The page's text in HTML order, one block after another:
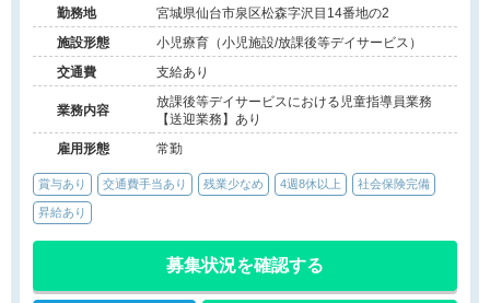
勤務地
宮城県仙台市泉区松森字沢目14番地の2
施設形態
小児療育（小児施設/放課後等デイサービス）
交通費
支給あり
業務内容
放課後等デイサービスにおける児童指導員業務
【送迎業務】あり
雇用形態
常勤
賞与あり 交通費手当あり 残業少なめ 4週8休以上 社会保険完備
昇給あり
募集状況を確認する